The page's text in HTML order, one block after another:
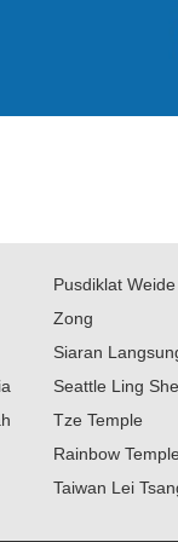
Pusdiklat
Zong
Siaran
Seattle Ling
Tze Temple
Rainbow Temple
Taiwan Lei